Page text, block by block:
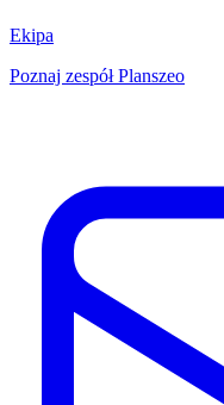
Ekipa
Poznaj zespół Planszeo